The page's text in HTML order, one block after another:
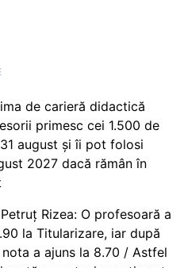
de carieră didactică
primesc cei 1.500 de
august și îi pot folosi
2027 dacă rămân în
Rizea: O profesoară a
la Titularizare, iar după
a ajuns la 8.70 / Astfel